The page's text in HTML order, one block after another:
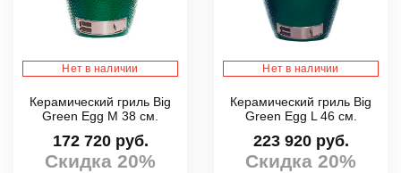
Нет в наличии
Керамический гриль Big
Green Egg M 38 см.
172 720 руб.
Скидка 20%
Нет в наличии
Керамический гриль Big
Green Egg L 46 см.
223 920 руб.
Скидка 20%